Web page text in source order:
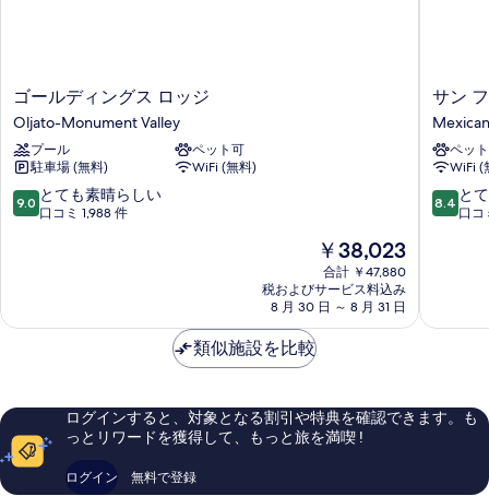
ゴ
ー
ル
デ
ィ
ン
グ
Monument
ゴールディングス ロッジ
Oljato-Monument Valley
プール
ペット可
駐車場 (無料)
WiFi (無料)
10
段
も
し
口
コ
9.0 とても素晴らしい
口コミ 1,988 件
現
在
の
料
金
は
￥38,023
合計 ￥47,880
税およびサービス料込み
8 月 30 日 ～ 8 月 31 日
サ
ン
フ
ア
ン
イ
ン
サン
ペッ
WiFi (
10
段
も
コ
ミ
8.4 と
口コ
類似施設を比較
ログインすると、対象となる割引や特典を確認できます。も
っとリワードを獲得して、もっと旅を満喫 !
ログイン 無料で登録